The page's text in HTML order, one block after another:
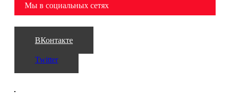
Мы в социальных сетях
ВКонтакте
Twitter